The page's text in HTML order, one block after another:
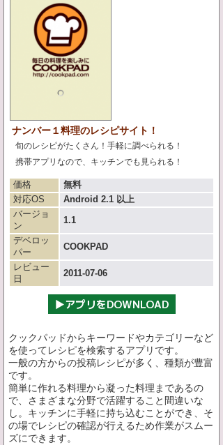
ナンバー１料理のレシピサイト！
旬のレシピがたくさん！手軽に調べられる！
携帯アプリなので、キッチンでも見られる！
価格
無料
対応OS
Android 2.1 以上
バージョ
ン
1.1
デベロッ
パー
COOKPAD
レビュー
日
2011-07-06
クックパッドからキーワードやカテゴリーなど
を使ってレシピを検索するアプリです。
一般の方からの投稿レシピが多く、種類が豊富
です。
簡単に作れる料理から凝った料理まであるの
で、さまざまな分野で活躍すること間違いな
し。キッチンに手軽に持ち込むことができ、そ
の場でレシピの確認が行えるため作業がスムー
ズにできます。